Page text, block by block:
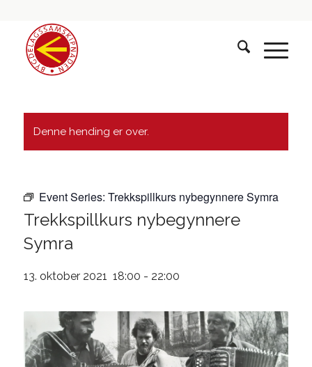
Denne hending er over.
Event Series: Trekkspillkurs nybegynnere Symra
Trekkspillkurs nybegynnere
Symra
13. oktober 2021 18:00 - 22:00